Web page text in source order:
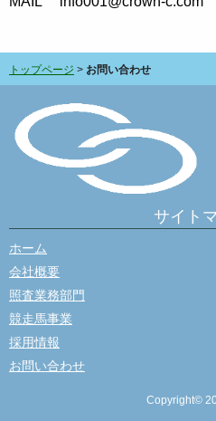
トップページ > お問い合わせ
サイト
ホーム
会社概要
照査業務部門
競走馬事業
採用情報
お問い合わせ
Copyright©